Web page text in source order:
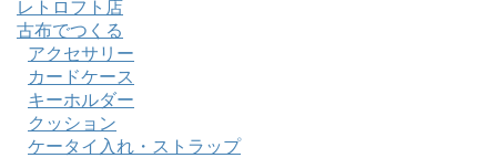
レトロフト店
古布でつくる
アクセサリー
カードケース
キーホルダー
クッション
ケータイ入れ・ストラップ